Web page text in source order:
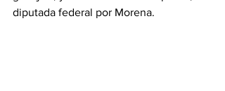
diputada federal por Morena.